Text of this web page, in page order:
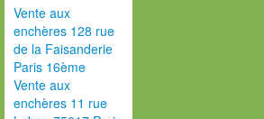
Vente aux
enchères 128 rue
de la Faisanderie
Paris 16ème
Vente aux
enchères 11 rue